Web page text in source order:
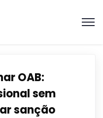
OAB:
sem
sanção